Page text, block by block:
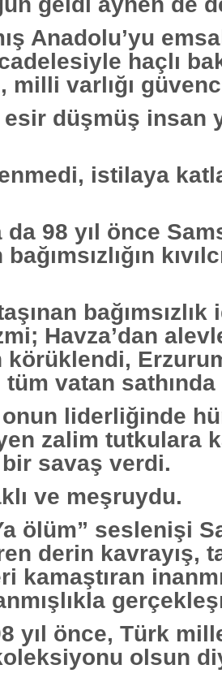
Anadolu’yu
haçlı
milli varlığı
düşmüş insan
istilaya
98 yıl önce
Havza’dan
körüklendi,
tüm vatan
liderliğinde
zalim tutkulara
bir savaş verdi.
ve meşruydu.
ölüm” seslenişi
derin kavrayış,
kamaştıran
yıl önce, Türk
olsun